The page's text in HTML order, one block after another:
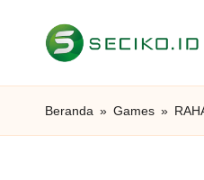
S
e
Informasi
dan
Beranda » Games »